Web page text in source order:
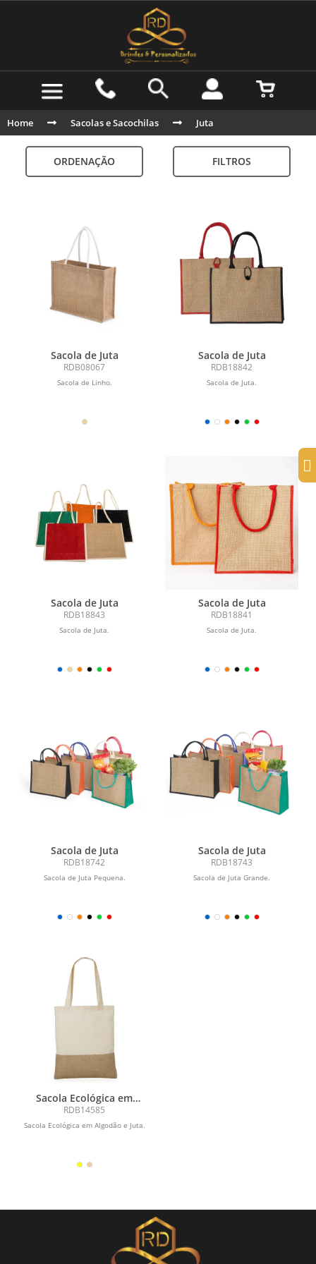
Home Sacolas e Sacochilas Juta
ORDENAÇÃO FILTROS
Sacola de Juta
RDB08067
Sacola de Linho.
Sacola de Juta
RDB18842
Sacola de Juta.
Sacola de Juta
RDB18843
Sacola de Juta.
Sacola de Juta
RDB18841
Sacola de Juta.
Sacola de Juta
RDB18742
Sacola de Juta Pequena.
Sacola de Juta
RDB18743
Sacola de Juta Grande.
Sacola Ecológica em
Algodão e Juta
RDB14585
Sacola Ecológica em Algodão e Juta.